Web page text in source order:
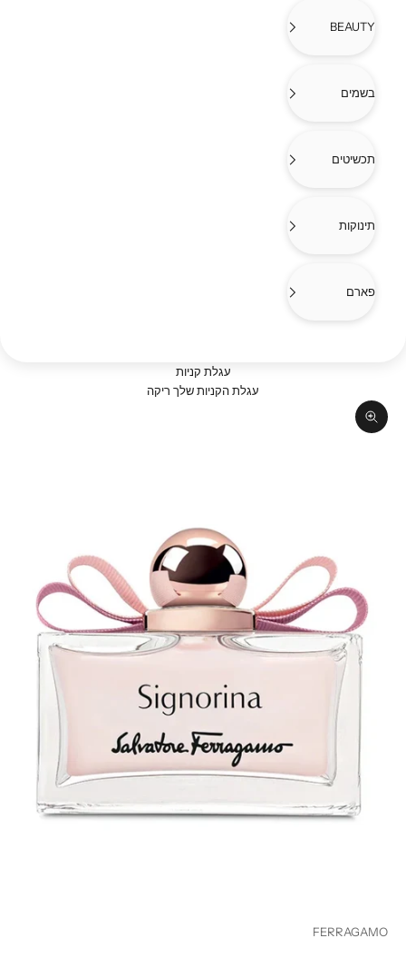
BEAUTY
בשמים
תכשיטים
תינוקות
פארם
עגלת קניות
עגלת הקניות שלך ריקה
תקריב
FERRAGAMO